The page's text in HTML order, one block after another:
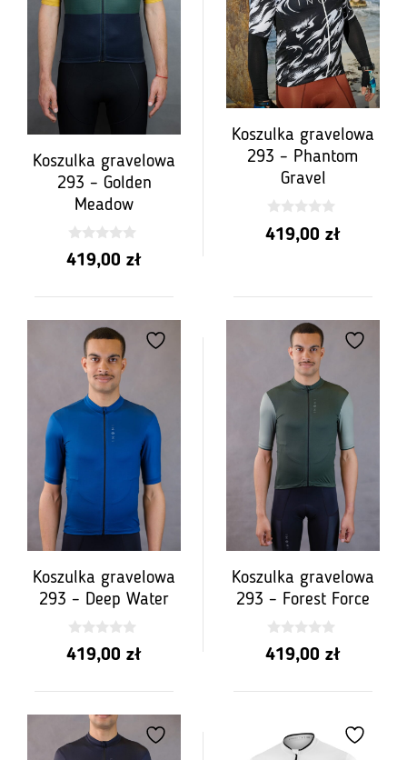
Koszulka gravelowa
293 – Golden
Meadow
0
z
419,00 zł
Koszulka gravelowa
293 – Phantom
Gravel
0
z
419,00 zł
Koszulka gravelowa
293 – Deep Water
0
z
419,00 zł
Koszulka gravelowa
293 – Forest Force
0
z
419,00 zł